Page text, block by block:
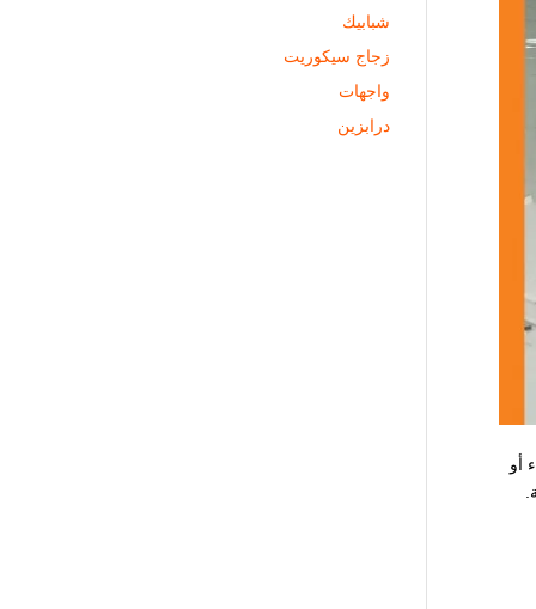
أو
شبابيك
زجاج سيكوريت
واجهات
درابزين